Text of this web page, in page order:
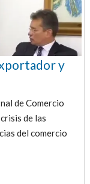
y
de Comercio
de las
del comercio